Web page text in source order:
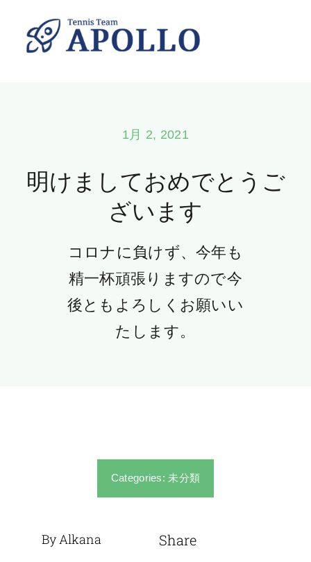
content
1月 2, 2021
明けましておめでとうご
ざいます
コロナに負けず、今年も
精一杯頑張りますので今
後ともよろしくお願いい
たします。
Categories: 未分類
By Alkana Share